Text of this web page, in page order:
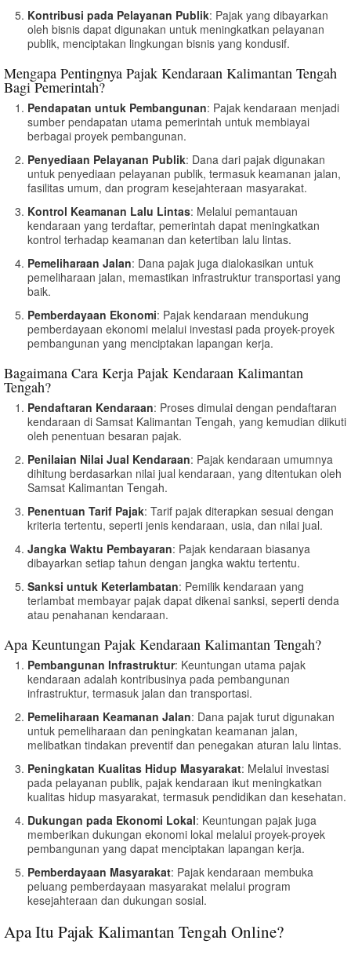
Kontribusi pada Pelayanan Publik: Pajak yang dibayarkan
oleh bisnis dapat digunakan untuk meningkatkan pelayanan
publik, menciptakan lingkungan bisnis yang kondusif.
Mengapa Pentingnya Pajak Kendaraan Kalimantan Tengah
Bagi Pemerintah?
Pendapatan untuk Pembangunan: Pajak kendaraan menjadi
sumber pendapatan utama pemerintah untuk membiayai
berbagai proyek pembangunan.
Penyediaan Pelayanan Publik: Dana dari pajak digunakan
untuk penyediaan pelayanan publik, termasuk keamanan jalan,
fasilitas umum, dan program kesejahteraan masyarakat.
Kontrol Keamanan Lalu Lintas: Melalui pemantauan
kendaraan yang terdaftar, pemerintah dapat meningkatkan
kontrol terhadap keamanan dan ketertiban lalu lintas.
Pemeliharaan Jalan: Dana pajak juga dialokasikan untuk
pemeliharaan jalan, memastikan infrastruktur transportasi yang
baik.
Pemberdayaan Ekonomi: Pajak kendaraan mendukung
pemberdayaan ekonomi melalui investasi pada proyek-proyek
pembangunan yang menciptakan lapangan kerja.
Bagaimana Cara Kerja Pajak Kendaraan Kalimantan
Tengah?
Pendaftaran Kendaraan: Proses dimulai dengan pendaftaran
kendaraan di Samsat Kalimantan Tengah, yang kemudian diikuti
oleh penentuan besaran pajak.
Penilaian Nilai Jual Kendaraan: Pajak kendaraan umumnya
dihitung berdasarkan nilai jual kendaraan, yang ditentukan oleh
Samsat Kalimantan Tengah.
Penentuan Tarif Pajak: Tarif pajak diterapkan sesuai dengan
kriteria tertentu, seperti jenis kendaraan, usia, dan nilai jual.
Jangka Waktu Pembayaran: Pajak kendaraan biasanya
dibayarkan setiap tahun dengan jangka waktu tertentu.
Sanksi untuk Keterlambatan: Pemilik kendaraan yang
terlambat membayar pajak dapat dikenai sanksi, seperti denda
atau penahanan kendaraan.
Apa Keuntungan Pajak Kendaraan Kalimantan Tengah?
Pembangunan Infrastruktur: Keuntungan utama pajak
kendaraan adalah kontribusinya pada pembangunan
infrastruktur, termasuk jalan dan transportasi.
Pemeliharaan Keamanan Jalan: Dana pajak turut digunakan
untuk pemeliharaan dan peningkatan keamanan jalan,
melibatkan tindakan preventif dan penegakan aturan lalu lintas.
Peningkatan Kualitas Hidup Masyarakat: Melalui investasi
pada pelayanan publik, pajak kendaraan ikut meningkatkan
kualitas hidup masyarakat, termasuk pendidikan dan kesehatan.
Dukungan pada Ekonomi Lokal: Keuntungan pajak juga
memberikan dukungan ekonomi lokal melalui proyek-proyek
pembangunan yang dapat menciptakan lapangan kerja.
Pemberdayaan Masyarakat: Pajak kendaraan membuka
peluang pemberdayaan masyarakat melalui program
kesejahteraan dan dukungan sosial.
Apa Itu Pajak Kalimantan Tengah Online?